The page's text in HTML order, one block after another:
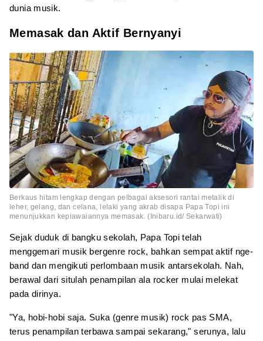
dunia musik.
Memasak dan Aktif Bernyanyi
Berkaus hitam lengkap dengan pelbagai aksesori rantai metalik di
leher, gelang, dan celana, lelaki yang akrab disapa Papa Topi ini
menunjukkan kepiawaiannya memasak. (Inibaru.id/ Sekarwati)
Sejak duduk di bangku sekolah, Papa Topi telah
menggemari musik bergenre rock, bahkan sempat aktif nge-
band dan mengikuti perlombaan musik antarsekolah. Nah,
berawal dari situlah penampilan ala rocker mulai melekat
pada dirinya.
"Ya, hobi-hobi saja. Suka (genre musik) rock pas SMA,
terus penampilan terbawa sampai sekarang," serunya, lalu